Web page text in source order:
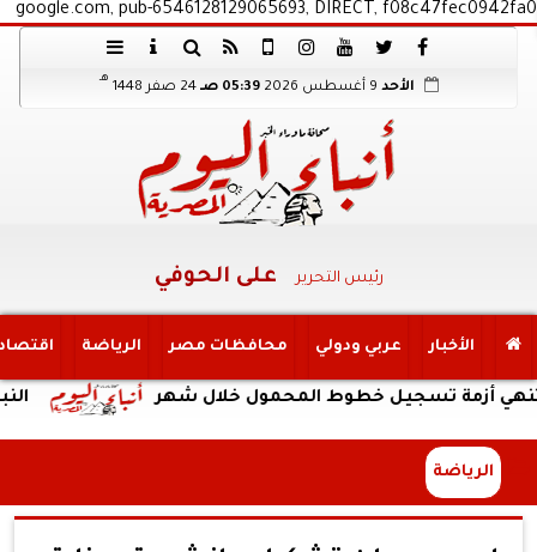
google.com, pub-6546128129065693, DIRECT, f08c47fec0942fa0
الأحد 05:39 صـ 24 صفر 1448
هـ
رئيس التحرير على الحوفي
الأخبار عربي ودولي محافظات مصر الرياضة
النبؤة تسجيل خطوط المحمول خلال شهر
الرياضة